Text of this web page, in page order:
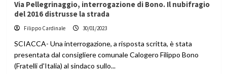
Via Pellegrinaggio, interrogazione di Bono. Il nubifragio
del 2016 distrusse la strada
Filippo Cardinale 30/01/2023
SCIACCA- Una interrogazione, a risposta scritta, è stata
presentata dal consigliere comunale Calogero Filippo Bono
(Fratelli d'Italia) al sindaco sullo...